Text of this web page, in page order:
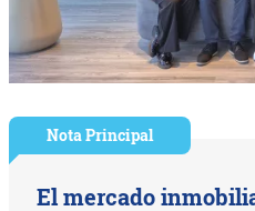
Nota Principal
El mercado